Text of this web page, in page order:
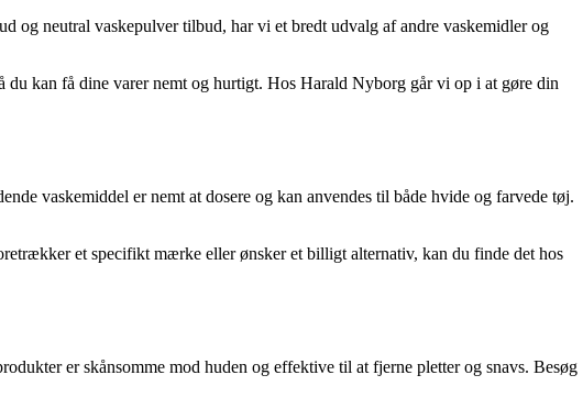
og neutral vaskepulver tilbud, har vi et bredt udvalg af andre vaskemidler og
kan få dine varer nemt og hurtigt. Hos Harald Nyborg går vi op i at gøre din
vaskemiddel er nemt at dosere og kan anvendes til både hvide og farvede tøj.
et specifikt mærke eller ønsker et billigt alternativ, kan du finde det hos
er skånsomme mod huden og effektive til at fjerne pletter og snavs. Besøg